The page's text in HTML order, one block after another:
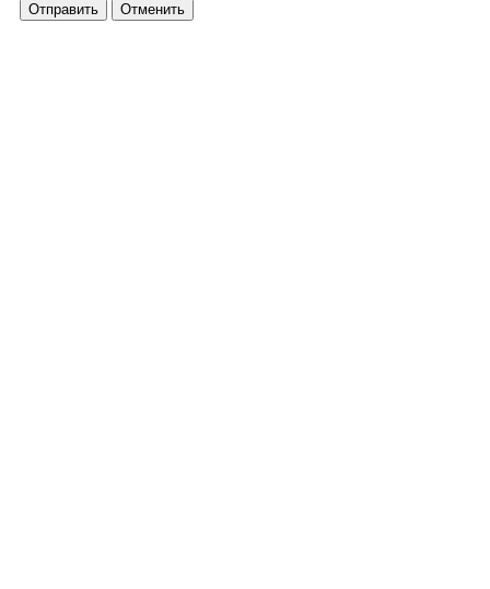
Отправить Отменить